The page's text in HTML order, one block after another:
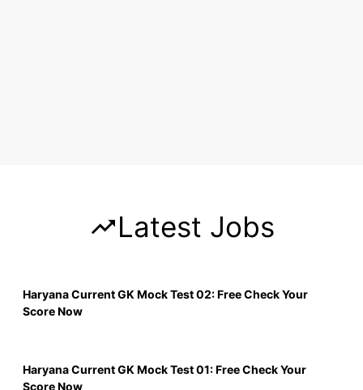
Latest Jobs
Haryana Current GK Mock Test 02: Free Check Your
Score Now
Haryana Current GK Mock Test 01: Free Check Your
Score Now